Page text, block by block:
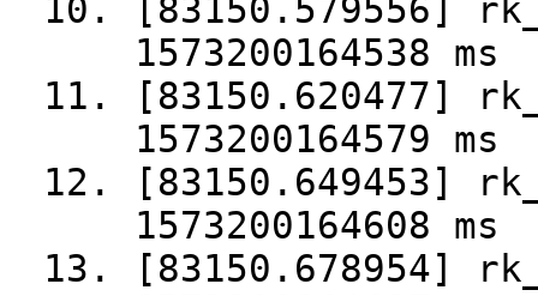
[83150.579556]
1573200164538 ms
[83150.620477]
1573200164579 ms
[83150.649453]
1573200164608 ms
[83150.678954]